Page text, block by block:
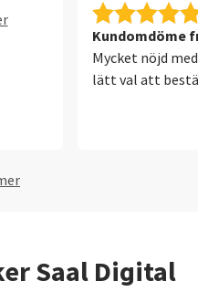
tankar. Väldigt
och
dagar från
avhämtning av
Kundomdöme
Mycket nöjd
lätt val att
Saal Digital